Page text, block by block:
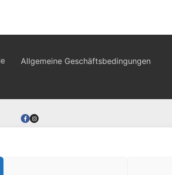
Allgemeine Geschäftsbedingungen